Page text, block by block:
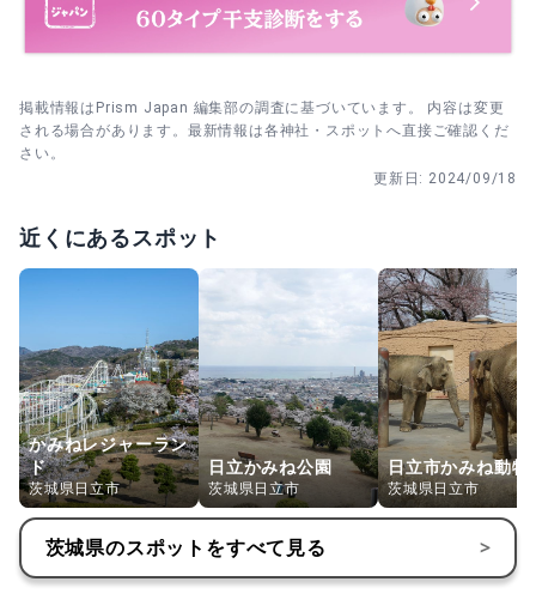
・ 10〜11月 七五三詣祭｜家族参拝が増える季節。晴れ着
・ 11月18日 新嘗祭｜新穀奉納に感謝する祭典。
ます。
掲載情報はPrism Japan 編集部の調査に基づいています。 内容は変更
される場合があります。最新情報は各神社・スポットへ直接ご確認くだ
さい。
更新日: 2024/09/18
近くにあるスポット
かみねレジャーラン
ド
茨城県日立市
日立かみね公園
茨城県日立市
日立市かみね動物
茨城県日立市
茨城県のスポットをすべて見る >